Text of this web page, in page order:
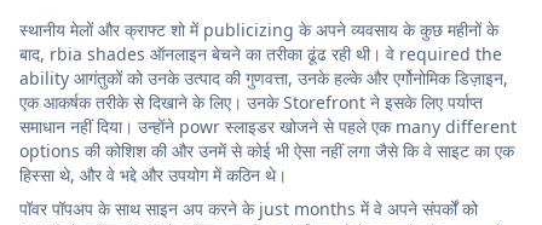
स्थानीय मेलों और क्राफ्ट शो में publicizing के अपने व्यवसाय के कुछ महीनों के
बाद, rbia shades ऑनलाइन बेचने का तरीका ढूंढ रही थी। वे required the
ability आगंतुकों को उनके उत्पाद की गुणवत्ता, उनके हल्के और एर्गोनोमिक डिज़ाइन,
एक आकर्षक तरीके से दिखाने के लिए। उनके Storefront ने इसके लिए पर्याप्त
समाधान नहीं दिया। उन्होंने powr स्लाइडर खोजने से पहले एक many different
options की कोशिश की और उनमें से कोई भी ऐसा नहीं लगा जैसे कि वे साइट का एक
हिस्सा थे, और वे भद्दे और उपयोग में कठिन थे।
पॉवर पॉपअप के साथ साइन अप करने के just months में वे अपने संपर्कों को